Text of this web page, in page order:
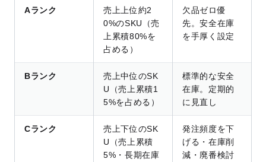
Aランク
売上上位約2
0%のSKU（売
上累積80%を
占める）
欠品ゼロ優
先。安全在庫
を手厚く設定
Bランク
売上中位のSK
U（売上累積1
5%を占める）
標準的な安全
在庫。定期的
に見直し
Cランク
売上下位のSK
U（売上累積
5%・長期在庫
発注頻度を下
げる・在庫削
減・廃番検討